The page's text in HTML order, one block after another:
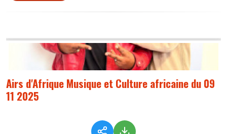
Airs d'Afrique Musique et Culture africaine du 09
11 2025